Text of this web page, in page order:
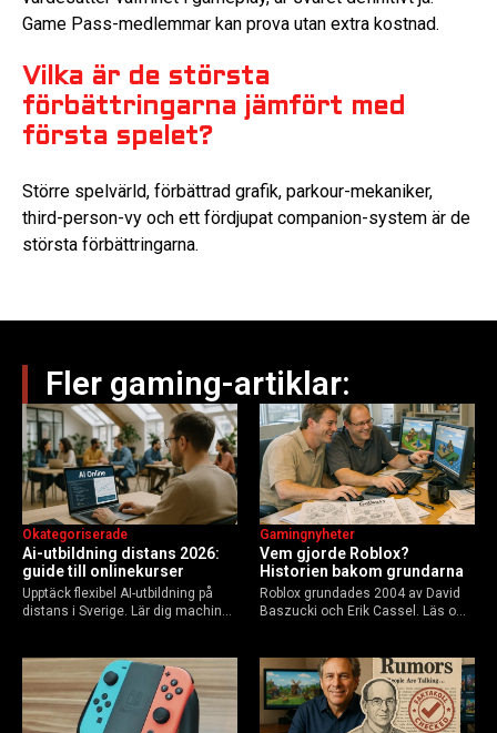
Game Pass-medlemmar kan prova utan extra kostnad.
Vilka är de största
förbättringarna jämfört med
första spelet?
Större spelvärld, förbättrad grafik, parkour-mekaniker,
third-person-vy och ett fördjupat companion-system är de
största förbättringarna.
Fler gaming-artiklar:
Ai-utbildning distans 2026:
guide till onlinekurser
Okategoriserade
Upptäck flexibel AI-utbildning på
distans i Sverige. Lär dig machine
Guide för nybörjare och
yrkesverksamma som vill bygga…
Vem gjorde Roblox?
Historien bakom grundarna
Gamingnyheter
Roblox grundades 2004 av David
Baszucki och Erik Cassel. Läs om
användare 2025, och vad som
händer inför 2026.